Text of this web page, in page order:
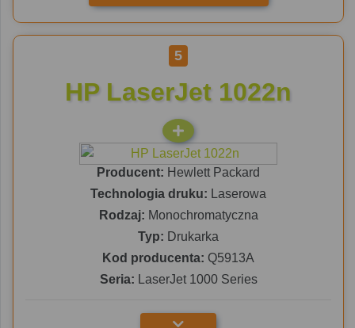
5
HP LaserJet 1022n
Producent: Hewlett Packard
Technologia druku: Laserowa
Rodzaj: Monochromatyczna
Typ: Drukarka
Kod producenta: Q5913A
Seria: LaserJet 1000 Series